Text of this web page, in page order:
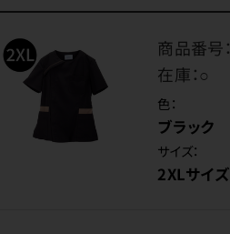
商品番号：
在庫：○
色：
ブラック
サイズ：
2XLサイズ